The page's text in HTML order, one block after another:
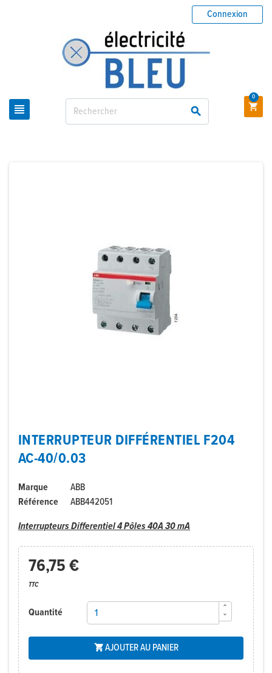
 
Connexion

0
INTERRUPTEUR DIFFÉRENTIEL F204
AC-40/0.03
Marque
ABB
Référence
ABB442051
Interrupteurs Differentiel 4 Pôles 40A 30 mA
76,75 €
TTC
Quantité
AJOUTER AU PANIER